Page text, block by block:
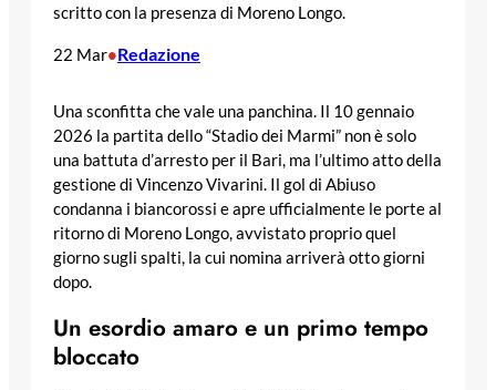
scritto con la presenza di Moreno Longo.
22 Mar•Redazione
Una sconfitta che vale una panchina. Il 10 gennaio
2026 la partita dello “Stadio dei Marmi” non è solo
una battuta d’arresto per il Bari, ma l’ultimo atto della
gestione di Vincenzo Vivarini. Il gol di Abiuso
condanna i biancorossi e apre ufficialmente le porte al
ritorno di Moreno Longo, avvistato proprio quel
giorno sugli spalti, la cui nomina arriverà otto giorni
dopo.
Un esordio amaro e un primo tempo
bloccato